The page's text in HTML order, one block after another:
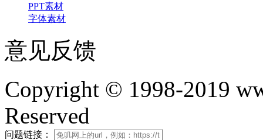
PPT素材
字体素材
意见反馈
Copyright © 1998-2019
Reserved
问题链接：